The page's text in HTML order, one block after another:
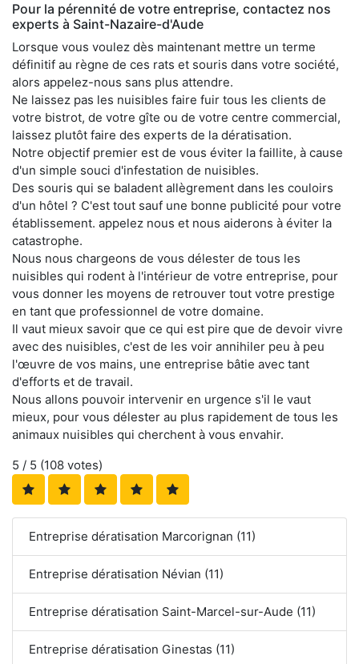
Pour la pérennité de votre entreprise, contactez nos
experts à Saint-Nazaire-d'Aude
Lorsque vous voulez dès maintenant mettre un terme
définitif au règne de ces rats et souris dans votre société,
alors appelez-nous sans plus attendre.
Ne laissez pas les nuisibles faire fuir tous les clients de
votre bistrot, de votre gîte ou de votre centre commercial,
laissez plutôt faire des experts de la dératisation.
Notre objectif premier est de vous éviter la faillite, à cause
d'un simple souci d'infestation de nuisibles.
Des souris qui se baladent allègrement dans les couloirs
d'un hôtel ? C'est tout sauf une bonne publicité pour votre
établissement. appelez nous et nous aiderons à éviter la
catastrophe.
Nous nous chargeons de vous délester de tous les
nuisibles qui rodent à l'intérieur de votre entreprise, pour
vous donner les moyens de retrouver tout votre prestige
en tant que professionnel de votre domaine.
Il vaut mieux savoir que ce qui est pire que de devoir vivre
avec des nuisibles, c'est de les voir annihiler peu à peu
l'œuvre de vos mains, une entreprise bâtie avec tant
d'efforts et de travail.
Nous allons pouvoir intervenir en urgence s'il le vaut
mieux, pour vous délester au plus rapidement de tous les
animaux nuisibles qui cherchent à vous envahir.
5 / 5 (108 votes)
Entreprise dératisation Marcorignan (11)
Entreprise dératisation Névian (11)
Entreprise dératisation Saint-Marcel-sur-Aude (11)
Entreprise dératisation Ginestas (11)